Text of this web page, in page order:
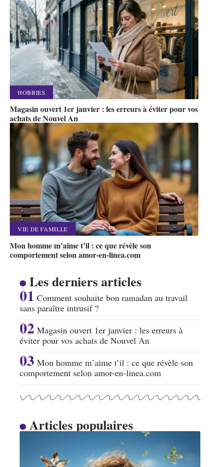
HOBBIES
Magasin ouvert 1er janvier : les erreurs à éviter pour vos
achats de Nouvel An
VIE DE FAMILLE
Mon homme m’aime t’il : ce que révèle son
comportement selon amor-en-linea.com
Les derniers articles
Comment souhaite bon ramadan au travail
sans paraître intrusif ?
Magasin ouvert 1er janvier : les erreurs à
éviter pour vos achats de Nouvel An
Mon homme m’aime t’il : ce que révèle son
comportement selon amor-en-linea.com
Articles populaires